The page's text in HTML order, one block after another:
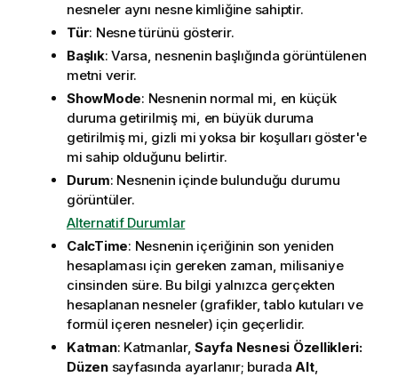
nesneler aynı nesne kimliğine sahiptir.
Tür: Nesne türünü gösterir.
Başlık: Varsa, nesnenin başlığında görüntülenen
metni verir.
ShowMode: Nesnenin normal mi, en küçük
duruma getirilmiş mi, en büyük duruma
getirilmiş mi, gizli mi yoksa bir koşulları göster'e
mi sahip olduğunu belirtir.
Durum: Nesnenin içinde bulunduğu durumu
görüntüler.
Alternatif Durumlar
CalcTime: Nesnenin içeriğinin son yeniden
hesaplaması için gereken zaman, milisaniye
cinsinden süre. Bu bilgi yalnızca gerçekten
hesaplanan nesneler (grafikler, tablo kutuları ve
formül içeren nesneler) için geçerlidir.
Katman: Katmanlar,Sayfa Nesnesi Özellikleri:
Düzensayfasında ayarlanır; buradaAlt,